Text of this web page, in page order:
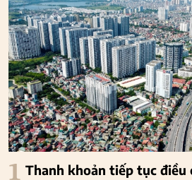
1 Thanh khoản tiếp tục điều